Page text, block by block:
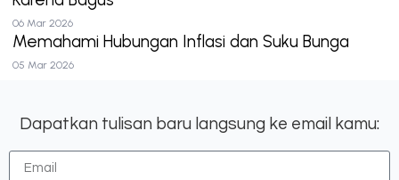
06 Mar 2026
Memahami Hubungan Inflasi dan Suku Bunga
05 Mar 2026
Dapatkan tulisan baru langsung ke email kamu: